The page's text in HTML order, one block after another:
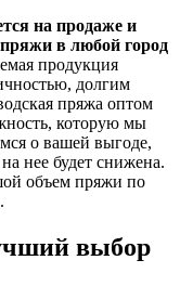
на продаже и
пряжи в любой город
продукция
долгим
пряжа оптом
которую мы
о вашей выгоде,
нее будет снижена.
объем пряжи по
выбор